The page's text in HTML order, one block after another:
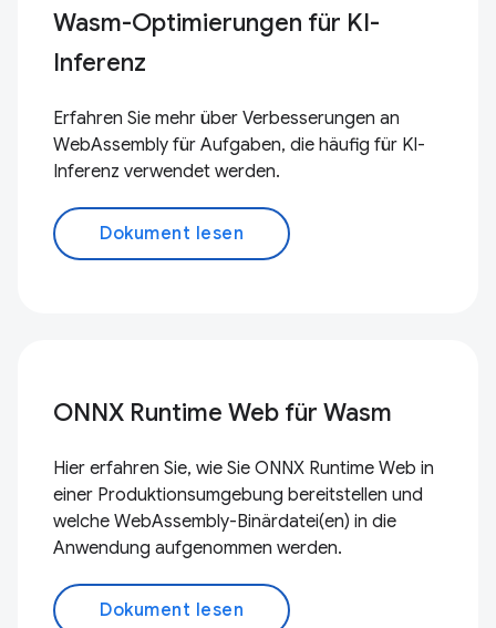
Wasm-Optimierungen für KI-
Inferenz
Erfahren Sie mehr über Verbesserungen an
WebAssembly für Aufgaben, die häufig für KI-
Inferenz verwendet werden.
Dokument lesen
ONNX Runtime Web für Wasm
Hier erfahren Sie, wie Sie ONNX Runtime Web in
einer Produktionsumgebung bereitstellen und
welche WebAssembly-Binärdatei(en) in die
Anwendung aufgenommen werden.
Dokument lesen